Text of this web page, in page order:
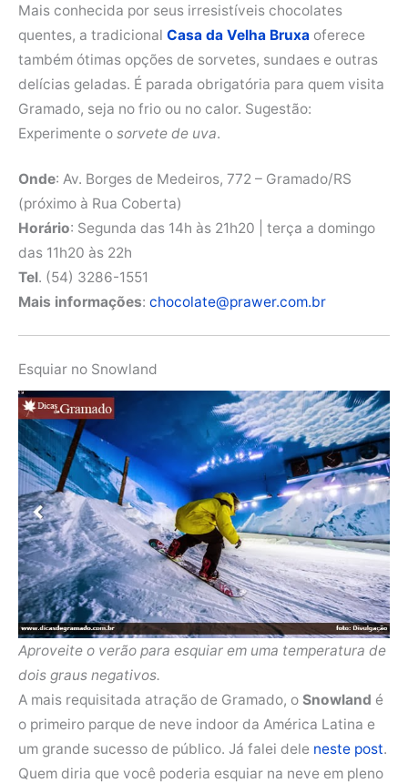
Mais conhecida por seus irresistíveis chocolates
quentes, a tradicional Casa da Velha Bruxa oferece
também ótimas opções de sorvetes, sundaes e outras
delícias geladas. É parada obrigatória para quem visita
Gramado, seja no frio ou no calor. Sugestão:
Experimente o sorvete de uva.
Onde: Av. Borges de Medeiros, 772 – Gramado/RS
(próximo à Rua Coberta)
Horário: Segunda das 14h às 21h20 | terça a domingo
das 11h20 às 22h
Tel. (54) 3286-1551
Mais informações: chocolate@prawer.com.br
Esquiar no Snowland
Aproveite o verão para esquiar em uma temperatura de
dois graus negativos.
A mais requisitada atração de Gramado, o Snowland é
o primeiro parque de neve indoor da América Latina e
um grande sucesso de público. Já falei dele neste post.
Quem diria que você poderia esquiar na neve em pleno